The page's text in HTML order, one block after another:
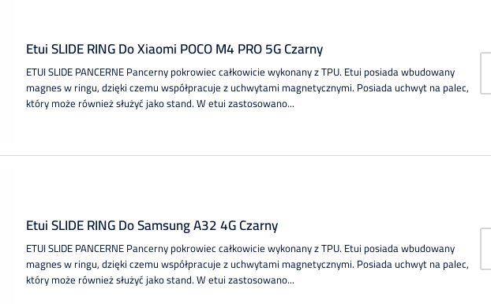
Etui SLIDE RING Do Xiaomi POCO M4 PRO 5G Czarny
ETUI SLIDE PANCERNE Pancerny pokrowiec całkowicie wykonany z TPU. Etui posiada wbudowany
magnes w ringu, dzięki czemu współpracuje z uchwytami magnetycznymi. Posiada uchwyt na palec,
który może również służyć jako stand. W etui zastosowano...
Etui SLIDE RING Do Samsung A32 4G Czarny
ETUI SLIDE PANCERNE Pancerny pokrowiec całkowicie wykonany z TPU. Etui posiada wbudowany
magnes w ringu, dzięki czemu współpracuje z uchwytami magnetycznymi. Posiada uchwyt na palec,
który może również służyć jako stand. W etui zastosowano...